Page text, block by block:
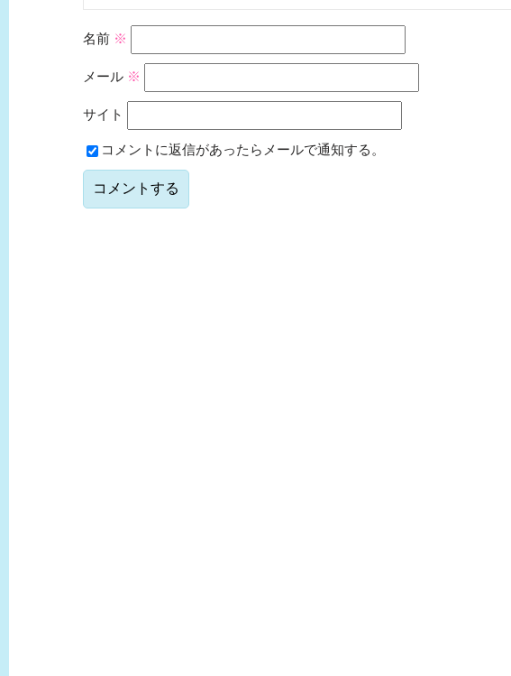
名前 ※
メール ※
サイト
コメントに返信があったらメールで通知する。